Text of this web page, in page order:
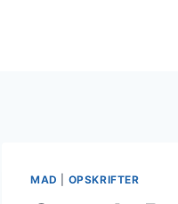
MAD OPSKRIFTER